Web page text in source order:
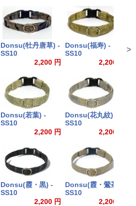
Donsu(牡丹唐草) -
SS10
2,200 円
Donsu(福寿) -
SS10
2,200 円
Donsu(若葉) -
SS10
2,200 円
Donsu(花丸紋) -
SS10
2,200 円
Donsu(霞・黒) -
SS10
2,200 円
Donsu(霞・鶯茶) -
SS10
2,200 円
>